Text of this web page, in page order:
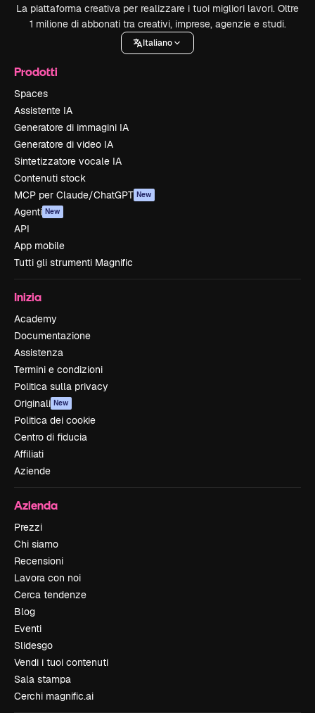
La piattaforma creativa per realizzare i tuoi migliori lavori. Oltre
1 milione di abbonati tra creativi, imprese, agenzie e studi.
Italiano
Prodotti
Spaces
Assistente IA
Generatore di immagini IA
Generatore di video IA
Sintetizzatore vocale IA
Contenuti stock
MCP per Claude/ChatGPT New
Agenti New
API
App mobile
Tutti gli strumenti Magnific
Inizia
Academy
Documentazione
Assistenza
Termini e condizioni
Politica sulla privacy
Originali New
Politica dei cookie
Centro di fiducia
Affiliati
Aziende
Azienda
Prezzi
Chi siamo
Recensioni
Lavora con noi
Cerca tendenze
Blog
Eventi
Slidesgo
Vendi i tuoi contenuti
Sala stampa
Cerchi magnific.ai